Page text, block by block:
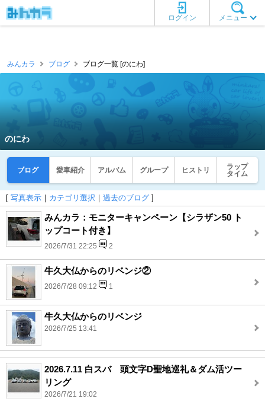
メニュー
ログイン
みんカラ ブログ ブログ一覧 [のにわ]
のにわ
ブログ 愛車紹介 アルバム グループ ヒストリ
ラップ
タイム
[ 写真表示 ｜ カテゴリ選択 ｜ 過去のブログ ]
みんカラ：モニターキャンペーン【シラザン50 ト
ップコート付き】
2026/7/31 22:25 2
牛久大仏からのリベンジ②
2026/7/28 09:12 1
牛久大仏からのリベンジ
2026/7/25 13:41
2026.7.11 白スバ 頭文字D聖地巡礼＆ダム活ツー
リング
2026/7/21 19:02